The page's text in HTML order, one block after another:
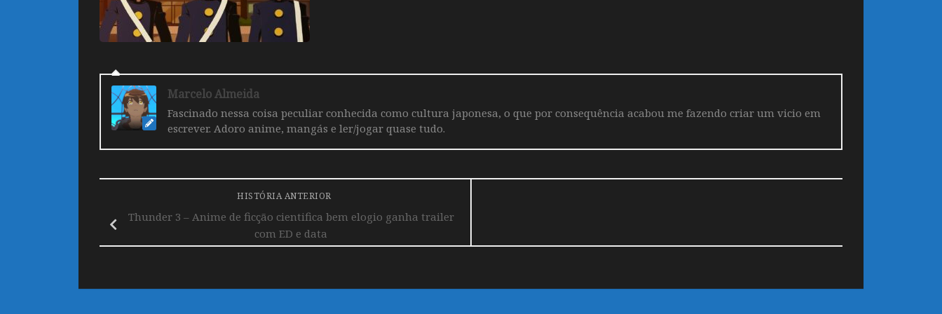
Marcelo Almeida
Fascinado nessa coisa peculiar conhecida como cultura japonesa, o que por consequência acabou me fazendo criar um vicio em
escrever. Adoro anime, mangás e ler/jogar quase tudo.
HISTÓRIA ANTERIOR
Thunder 3 – Anime de ficção cientifica bem elogio ganha trailer
com ED e data